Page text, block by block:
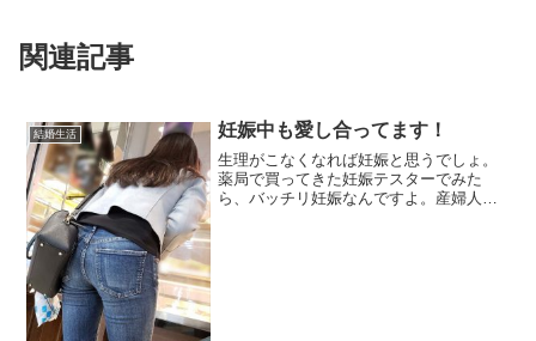
関連記事
結婚生活 妊娠中も愛し合ってます！
生理がこなくなれば妊娠と思うでしょ。
薬局で買ってきた妊娠テスターでみた
ら、バッチリ妊娠なんですよ。産婦人科